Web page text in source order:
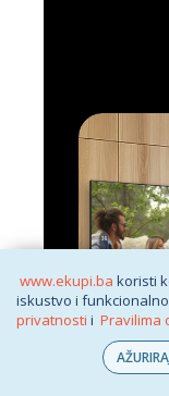
www.ekupi.ba koristi
iskustvo i
privatnosti i Pravilima